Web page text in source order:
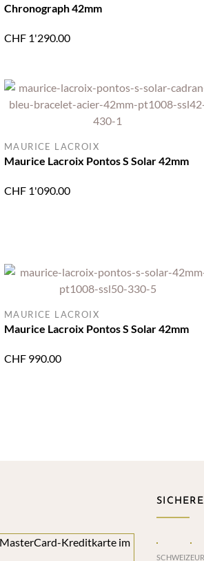
Chronograph 42mm
CHF 1'290.00
Maurice Lacroix Pontos S Solar 42mm
MAURICE LACROIX
CHF 1'090.00
Maurice Lacroix Pontos S Solar 42mm
MAURICE LACROIX
CHF 990.00
SCHWEIZ